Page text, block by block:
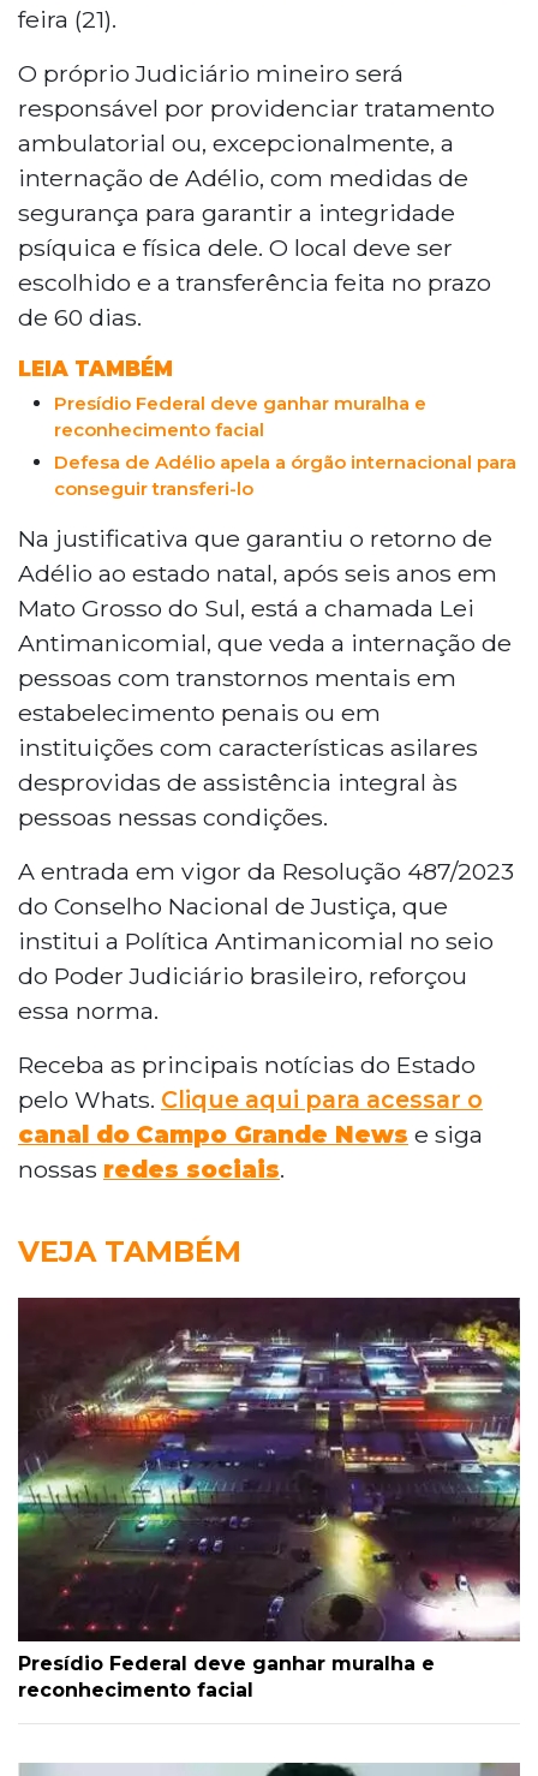
feira (21).
O próprio Judiciário mineiro será
responsável por providenciar tratamento
ambulatorial ou, excepcionalmente, a
internação de Adélio, com medidas de
segurança para garantir a integridade
psíquica e física dele. O local deve ser
escolhido e a transferência feita no prazo
de 60 dias.
LEIA TAMBÉM
Presídio Federal deve ganhar muralha e
reconhecimento facial
Defesa de Adélio apela a órgão internacional para
conseguir transferi-lo
Na justificativa que garantiu o retorno de
Adélio ao estado natal, após seis anos em
Mato Grosso do Sul, está a chamada Lei
Antimanicomial, que veda a internação de
pessoas com transtornos mentais em
estabelecimento penais ou em
instituições com características asilares
desprovidas de assistência integral às
pessoas nessas condições.
A entrada em vigor da Resolução 487/2023
do Conselho Nacional de Justiça, que
institui a Política Antimanicomial no seio
do Poder Judiciário brasileiro, reforçou
essa norma.
Receba as principais notícias do Estado
pelo Whats. Clique aqui para acessar o
canal do Campo Grande News e siga
nossas redes sociais.
VEJA TAMBÉM
Presídio Federal deve ganhar muralha e
reconhecimento facial